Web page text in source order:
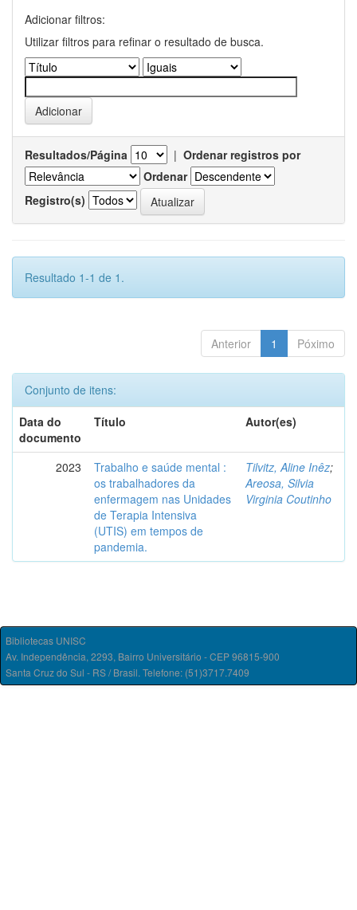
Adicionar filtros:
Utilizar filtros para refinar o resultado de busca.
Resultados/Página | Ordenar registros por
Ordenar
Registro(s)
Resultado 1-1 de 1.
Anterior 1 Póximo
Conjunto de itens:
Data do
documento
Título Autor(es)
2023
Trabalho e saúde mental :
os trabalhadores da
enfermagem nas Unidades
de Terapia Intensiva
(UTIS) em tempos de
pandemia.
Tilvitz, Aline Inêz;
Areosa, Silvia
Virginia Coutinho
Bibliotecas UNISC
Av. Independência, 2293, Bairro Universitário - CEP 96815-900
Santa Cruz do Sul - RS / Brasil. Telefone: (51)3717.7409